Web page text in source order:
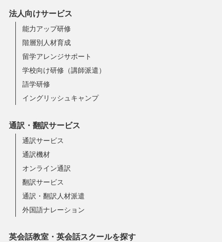
法人向けサービス
能力アップ研修
階層別人材育成
留学アレンジサポート
学校向け研修（講師派遣）
語学研修
イングリッシュキャンプ
通訳・翻訳サービス
通訳サービス
通訳機材
オンライン通訳
翻訳サービス
通訳・翻訳人材派遣
外国語ナレーション
英会話教室・英会話スクールを探す